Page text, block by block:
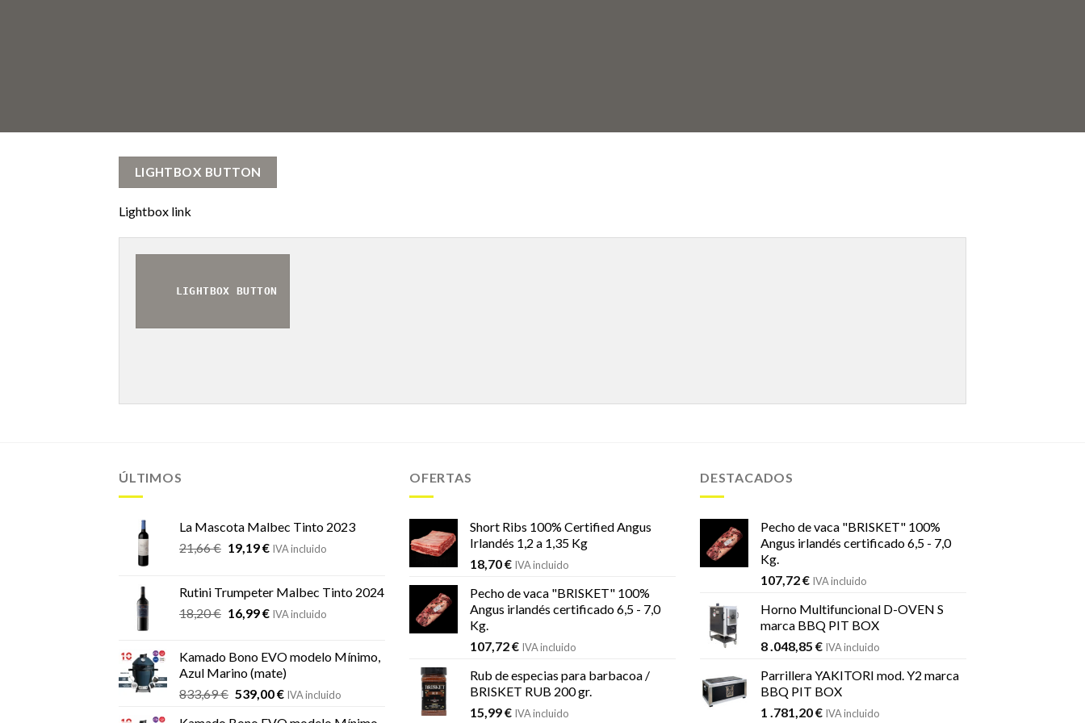
LIGHTBOX BUTTON
Lightbox link
LIGHTBOX BUTTON
ÚLTIMOS
La Mascota Malbec Tinto 2023
21,66€ El
era:
21,66 €.
19,19€El
es:
19,19 €.
IVA incluido
Rutini Trumpeter Malbec Tinto 2024
18,20€ El
era:
18,20 €.
16,99€El
es:
16,99 €.
IVA incluido
Kamado Bono EVO modelo Mínimo,
Azul Marino (mate)
833,69€ El
539,00€ElIVA incluido
OFERTAS
Short Ribs 100% Certified Angus
Irlandés 1,2 a 1,35 Kg
18,70€ IVA incluido
Pecho de vaca "BRISKET" 100%
Angus irlandés certificado 6,5 - 7,0
Kg.
107,72€ IVA incluido
Rub de especias para barbacoa /
BRISKET RUB 200 gr.
15,99€ IVA incluido
DESTACADOS
Pecho de vaca "BRISKET" 100%
Angus irlandés certificado 6,5 - 7,0
Kg.
107,72€ IVA incluido
Horno Multifuncional D-OVEN S
marca BBQ PIT BOX
8 .048,85 € IVA incluido
Parrillera YAKITORI mod. Y2 marca
BBQ PIT BOX
1 .781,20€ IVA incluido